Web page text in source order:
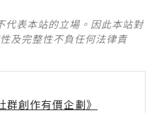
代表本站的立場。因此本站對
及完整性不負任何法律責
群創作有價企劃》